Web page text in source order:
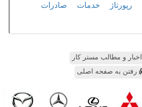
رپورتاژ خدمات صادرات
اخبار و مطالب مستر کار
رفتن به صفحه اصلی